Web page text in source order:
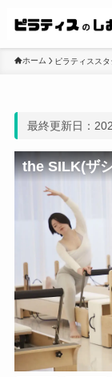
ホーム ピラティススタ
最終更新日：
the SILK(ザ